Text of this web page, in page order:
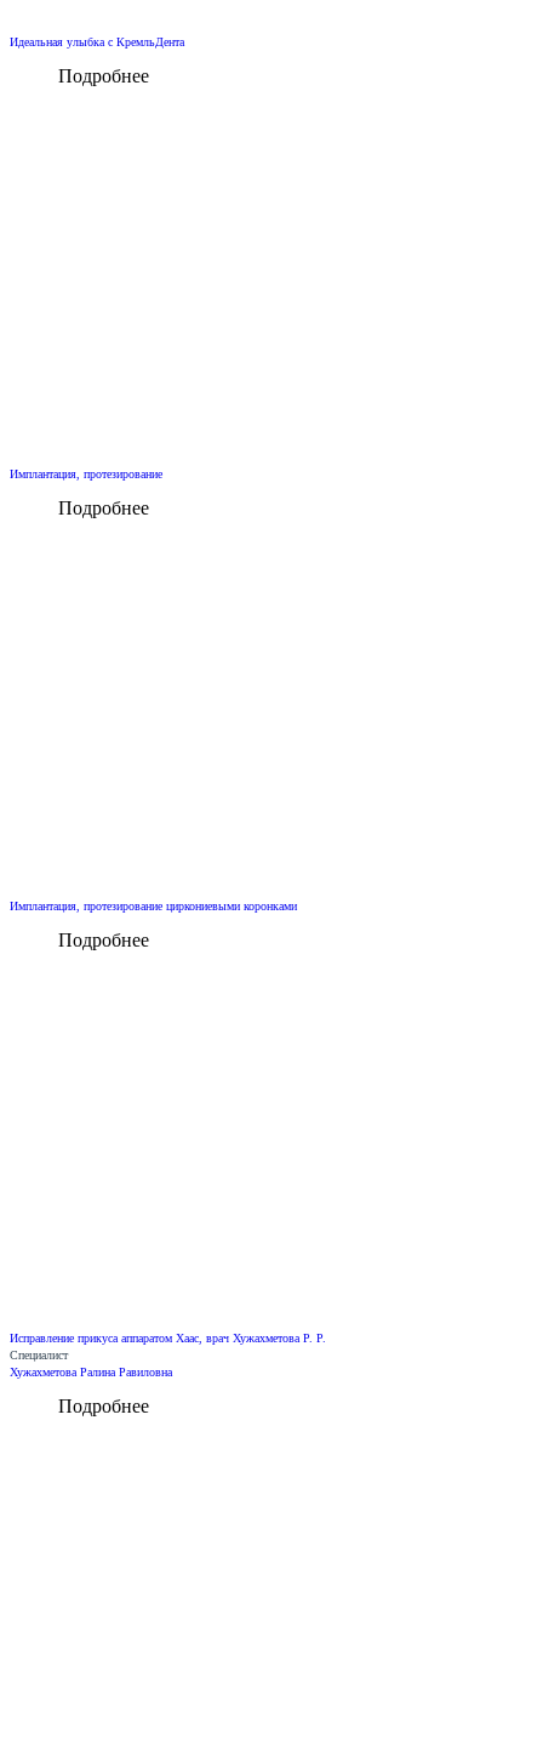
Идеальная улыбка с КремльДента
Подробнее
Имплантация, протезирование
Подробнее
Имплантация, протезирование циркониевыми коронками
Подробнее
Исправление прикуса аппаратом Хаас, врач Хужахметова Р. Р.
Специалист
Хужахметова Ралина Равиловна
Подробнее